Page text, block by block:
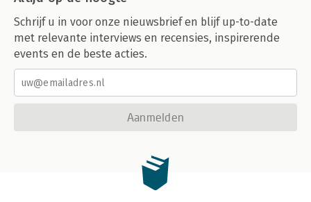
Schrijf u in voor onze nieuwsbrief en blijf up-to-date
met relevante interviews en recensies, inspirerende
events en de beste acties.
Aanmelden